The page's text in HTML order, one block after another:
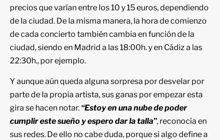
precios que varían entre los 10 y 15 euros, dependiendo
de la ciudad. De la misma manera, la hora de comienzo
de cada concierto también cambia en función de la
ciudad, siendo en Madrid a las 18:00h. y en Cádiz a las
22:30h., por ejemplo.
Y aunque aún queda alguna sorpresa por desvelar por
parte de la propia artista, sus ganas por empezar esta
gira se hacen notar. “Estoy en una nube de poder
cumplir este sueño y espero dar la talla”, reconocía en
sus redes. De ello no cabe duda, porque si algo define a